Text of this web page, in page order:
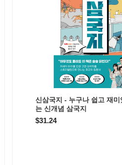
신삼국지 - 누구나 쉽고 재미
는 신개념 삼국지
$31.24